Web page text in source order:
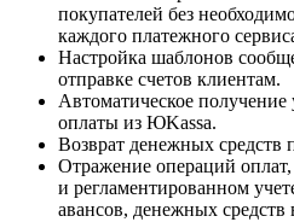
покупателей без
каждого платежного
Настройка шаблонов
отправке счетов клиентам.
Автоматическое
оплаты из ЮKassa.
Возврат денежных средств
Отражение операций
и регламентированном
авансов, денежных